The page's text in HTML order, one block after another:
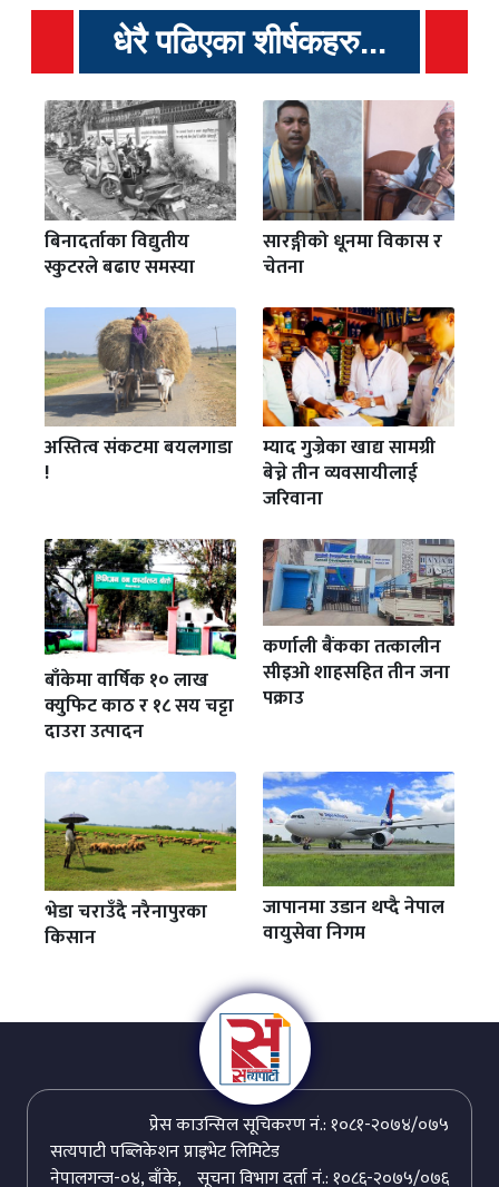
धेरै पढिएका शीर्षकहरु...
बिनादर्ताका विद्युतीय
स्कुटरले बढाए समस्या
सारङ्गीको धूनमा विकास र
चेतना
अस्तित्व संकटमा बयलगाडा
!
म्याद गुज्रेका खाद्य सामग्री
बेच्ने तीन व्यवसायीलाई
जरिवाना
बाँकेमा वार्षिक १० लाख
क्युफिट काठ र १८ सय चट्टा
दाउरा उत्पादन
कर्णाली बैंकका तत्कालीन
सीइओ शाहसहित तीन जना
पक्राउ
भेडा चराउँदै नरैनापुरका
किसान
जापानमा उडान थप्दै नेपाल
वायुसेवा निगम
प्रेस काउन्सिल सूचिकरण नं.: १०८१-२०७४/०७५
सत्यपाटी पब्लिकेशन प्राइभेट लिमिटेड
सूचना विभाग दर्ता नं.: १०८६-२०७५/०७६
नेपालगन्ज-०४, बाँके,